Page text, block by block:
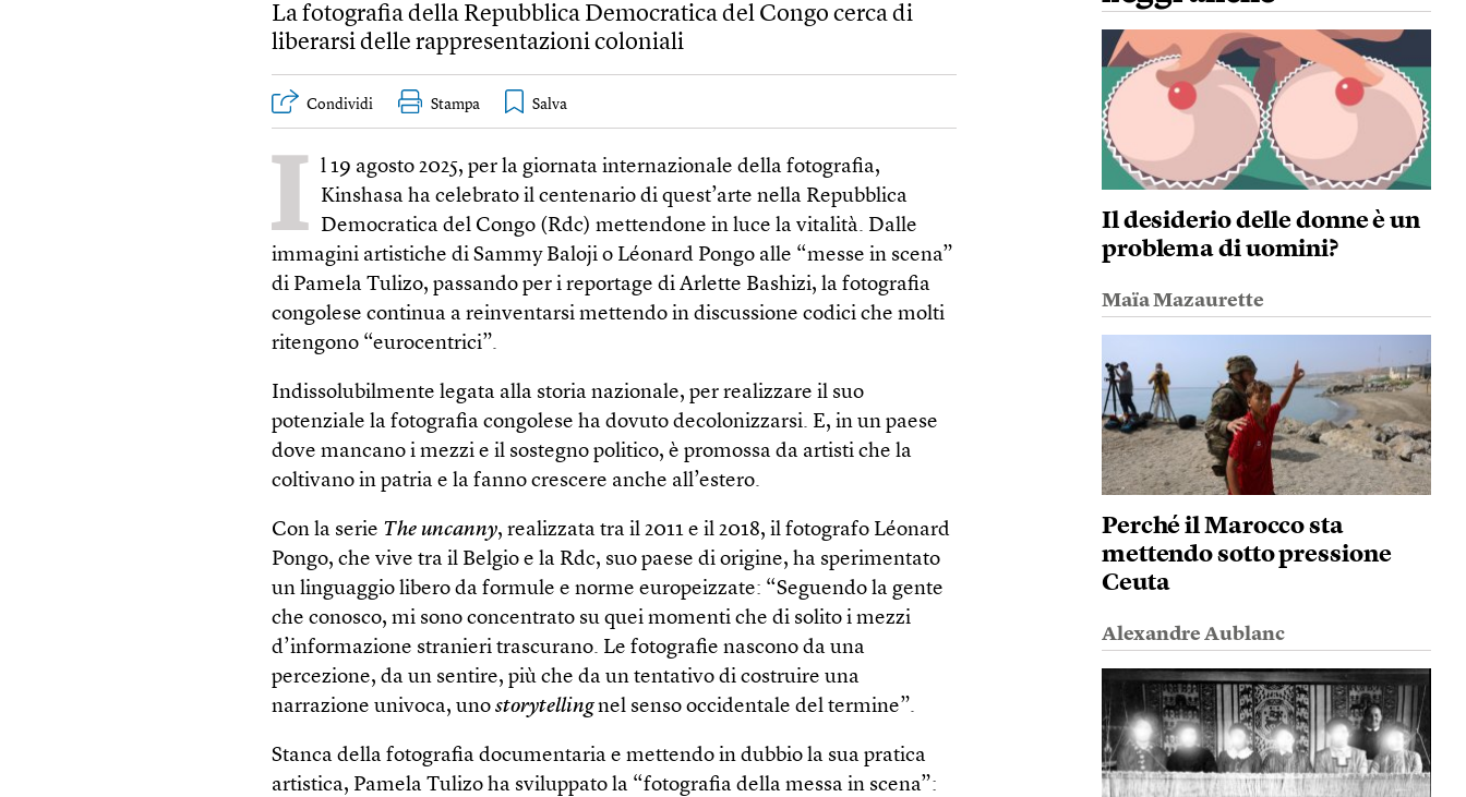
La fotografia della Repubblica Democratica del Congo cerca di
liberarsi delle rappresentazioni coloniali
Condividi Stampa
I l 19 agosto 2025, per la giornata internazionale della fotografia,
Kinshasa ha celebrato il centenario di quest’arte nella Repubblica
Democratica del Congo (Rdc) mettendone in luce la vitalità. Dalle
immagini artistiche di Sammy Baloji o Léonard Pongo alle “messe in scena”
di Pamela Tulizo, passando per i reportage di Arlette Bashizi, la fotografia
congolese continua a reinventarsi mettendo in discussione codici che molti
ritengono “eurocentrici”.
Indissolubilmente legata alla storia nazionale, per realizzare il suo
potenziale la fotografia congolese ha dovuto decolonizzarsi. E, in un paese
dove mancano i mezzi e il sostegno politico, è promossa da artisti che la
coltivano in patria e la fanno crescere anche all’estero.
Con la serie The uncanny, realizzata tra il 2011 e il 2018, il fotografo Léonard
Pongo, che vive tra il Belgio e la Rdc, suo paese di origine, ha sperimentato
un linguaggio libero da formule e norme europeizzate: “Seguendo la gente
che conosco, mi sono concentrato su quei momenti che di solito i mezzi
d’informazione stranieri trascurano. Le fotografie nascono da una
percezione, da un sentire, più che da un tentativo di costruire una
narrazione univoca, unostorytellingnel senso occidentale del termine”.
Stanca della fotografia documentaria e mettendo in dubbio la sua pratica
artistica, Pamela Tulizo ha sviluppato la “fotografia della messa in scena”:
Il desiderio delle donne è un
problema di uomini?
Maïa Mazaurette
Perché il Marocco sta
mettendo sotto pressione
Ceuta
Alexandre Aublanc